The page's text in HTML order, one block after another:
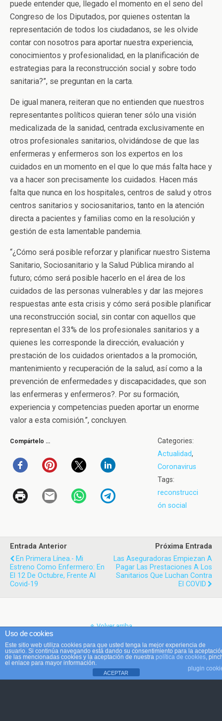
puede entender que, llegado el momento en el seno del
Congreso de los Diputados, por quienes ostentan la
representación de todos los ciudadanos, se les olvide
contar con nosotros para aportar nuestra experiencia,
conocimientos y profesionalidad, en la planificación de
estrategias para la reconstrucción social y sobre todo
sanitaria?”, se preguntan en la carta.
De igual manera, reiteran que no entienden que nuestros
representantes políticos quieran tener sólo una visión
medicalizada de la sanidad, centrada exclusivamente en
otros profesionales sanitarios, olvidándose de que las
enfermeras y enfermeros son los expertos en los
cuidados en un momento en el que lo que más falta hace y
va a hacer son precisamente los cuidados. Hacen más
falta que nunca en los hospitales, centros de salud y otros
centros sanitarios y sociosanitarios, tanto en la atención
directa a pacientes y familias como en la resolución y
gestión de esta lamentable pandemia.
“¿Cómo será posible reforzar y planificar nuestro Sistema
Sanitario, Sociosanitario y la Salud Pública mirando al
futuro; cómo será posible hacerlo en el área de los
cuidados de las personas vulnerables y dar las mejores
respuestas ante esta crisis y cómo será posible planificar
una reconstrucción social, sin contar con aquellos que
representan el 33% de los profesionales sanitarios y a
quienes les corresponde la dirección, evaluación y
prestación de los cuidados orientados a la promoción,
mantenimiento y recuperación de la salud, así como a la
prevención de enfermedades y discapacidades, que son
las enfermeras y enfermeros?. Por su formación,
experiencia y competencias pueden aportar un enorme
valor a esta comisión.”, concluyen.
Compártelo …
Categories:
Actualidad,
Coronavirus
Tags:
reconstrucci
ón social
Entrada Anterior
En Primera Línea.- Mi
Estreno Como Enfermero: En
El 12 De Octubre, Frente Al
Covid-19
Próxima Entrada
Las Aseguradoras Empiezan A
Pagar Las Prestaciones A Los
Sanitarios Que Luchan Contra
El COVID
Volver arriba
Móvil Escritorio
Uso de cookies
Este sitio web utiliza cookies para que usted tenga la mejor experiencia de
usuario. Si continúa navegando está dando su consentimiento para la
de las mencionadas cookies y la aceptación de nuestra política de cookies ,
el enlace para mayor información.
plugin
ACEPTAR